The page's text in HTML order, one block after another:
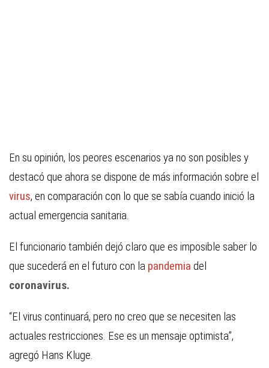
En su opinión, los peores escenarios ya no son posibles y
destacó que ahora se dispone de más información sobre el
virus, en comparación con lo que se sabía cuando inició la
actual emergencia sanitaria.
El funcionario también dejó claro que es imposible saber lo
que sucederá en el futuro con la pandemia del
coronavirus.
“El virus continuará, pero no creo que se necesiten las
actuales restricciones. Ese es un mensaje optimista”,
agregó Hans Kluge.